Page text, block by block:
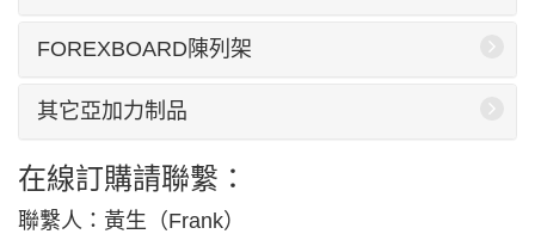
FOREXBOARD陳列架
其它亞加力制品
在線訂購請聯繫：
聯繫人：黃生（Frank）